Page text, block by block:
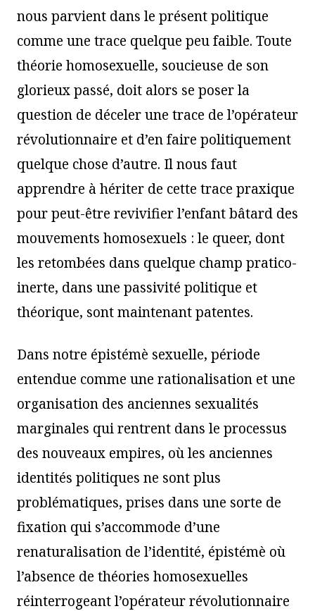
nous parvient dans le présent politique
comme une trace quelque peu faible. Toute
théorie homosexuelle, soucieuse de son
glorieux passé, doit alors se poser la
question de déceler une trace de l’opérateur
révolutionnaire et d’en faire politiquement
quelque chose d’autre. Il nous faut
apprendre à hériter de cette trace praxique
pour peut-être revivifier l’enfant bâtard des
mouvements homosexuels : le queer, dont
les retombées dans quelque champ pratico-
inerte, dans une passivité politique et
théorique, sont maintenant patentes.
Dans notre épistémè sexuelle, période
entendue comme une rationalisation et une
organisation des anciennes sexualités
marginales qui rentrent dans le processus
des nouveaux empires, où les anciennes
identités politiques ne sont plus
problématiques, prises dans une sorte de
fixation qui s’accommode d’une
renaturalisation de l’identité, épistémè où
l’absence de théories homosexuelles
réinterrogeant l’opérateur révolutionnaire